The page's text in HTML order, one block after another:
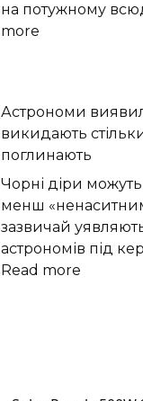
на потужному
more
тур
на
свіжому
повітрі:
відпочинок
вихідного
дня
Астрономи
викидають
поглинають
Чорні діри
менш
зазвичай
астрономів під
Read more